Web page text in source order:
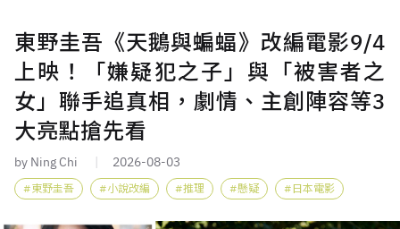
東野圭吾《天鵝與蝙蝠》改編電影9/4
上映！「嫌疑犯之子」與「被害者之
女」聯手追真相，劇情、主創陣容等3
大亮點搶先看
by Ning Chi 2026-08-03
東野圭吾 小說改編 推理 懸疑 日本電影